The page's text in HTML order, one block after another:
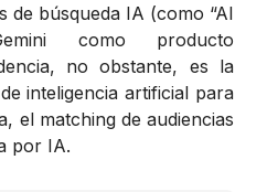
de búsqueda IA (como “AI
como producto
no obstante, es la
inteligencia artificial para
el matching de audiencias
por IA.